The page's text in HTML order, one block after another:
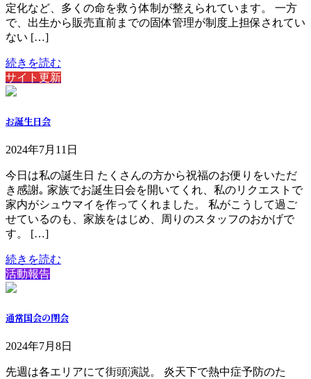
定化など、多くの命を救う体制が整えられています。 一方
で、出生から販売直前までの固体管理が制度上担保されてい
ない […]
続きを読む
サイト更新
お誕生日会
2024年7月11日
今日は私の誕生日 たくさんの方から祝福のお便りをいただ
き感謝｡ 家族でお誕生日会を開いてくれ、私のリクエストで
家内がシュウマイを作ってくれました。 私がこうして過ご
せているのも、家族をはじめ、周りのスタッフのおかげで
す。 […]
続きを読む
活動報告
通常国会の閉会
2024年7月8日
先週は各エリアにて街頭演説。 炎天下で熱中症予防のた